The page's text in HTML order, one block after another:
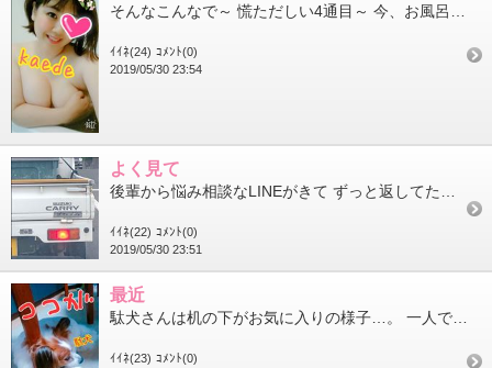
ｲｲﾈ(24) ｺﾒﾝﾄ(0)
2019/05/30 23:54
よく見て
ｲｲﾈ(22) ｺﾒﾝﾄ(0)
2019/05/30 23:51
最近
ｲｲﾈ(23) ｺﾒﾝﾄ(0)